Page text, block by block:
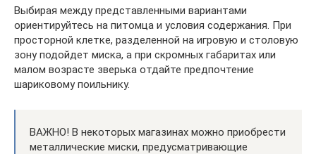
Выбирая между представленными вариантами
ориентируйтесь на питомца и условия содержания. При
просторной клетке, разделенной на игровую и столовую
зону подойдет миска, а при скромных габаритах или
малом возрасте зверька отдайте предпочтение
шариковому поильнику.
ВАЖНО! В некоторых магазинах можно приобрести
металлические миски, предусматривающие